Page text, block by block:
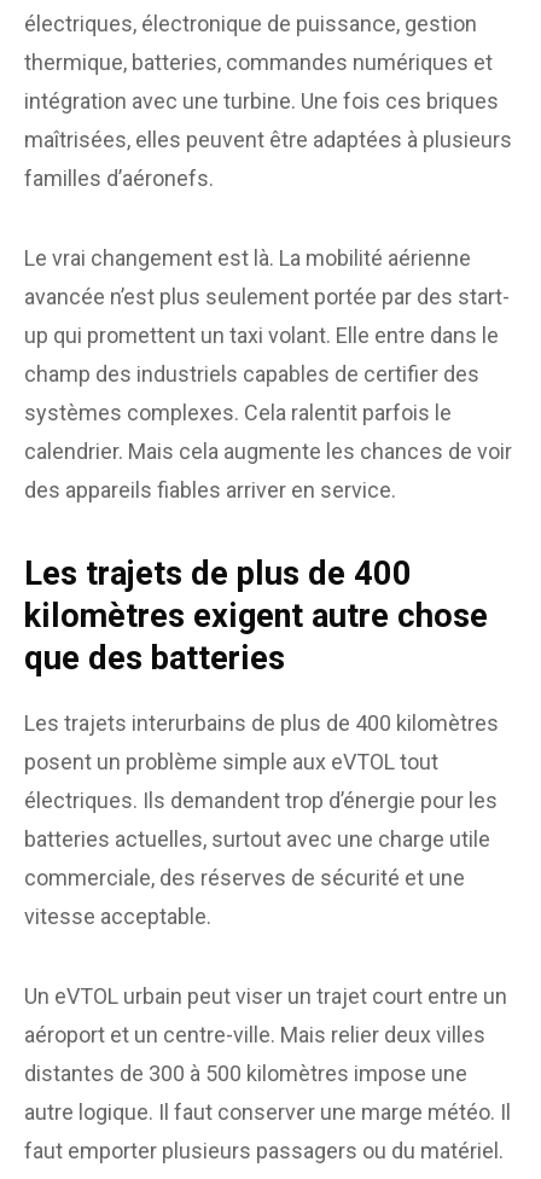
électriques, électronique de puissance, gestion
thermique, batteries, commandes numériques et
intégration avec une turbine. Une fois ces briques
maîtrisées, elles peuvent être adaptées à plusieurs
familles d’aéronefs.
Le vrai changement est là. La mobilité aérienne
avancée n’est plus seulement portée par des start-
up qui promettent un taxi volant. Elle entre dans le
champ des industriels capables de certifier des
systèmes complexes. Cela ralentit parfois le
calendrier. Mais cela augmente les chances de voir
des appareils fiables arriver en service.
Les trajets de plus de 400
kilomètres exigent autre chose
que des batteries
Les trajets interurbains de plus de 400 kilomètres
posent un problème simple aux eVTOL tout
électriques. Ils demandent trop d’énergie pour les
batteries actuelles, surtout avec une charge utile
commerciale, des réserves de sécurité et une
vitesse acceptable.
Un eVTOL urbain peut viser un trajet court entre un
aéroport et un centre-ville. Mais relier deux villes
distantes de 300 à 500 kilomètres impose une
autre logique. Il faut conserver une marge météo. Il
faut emporter plusieurs passagers ou du matériel.